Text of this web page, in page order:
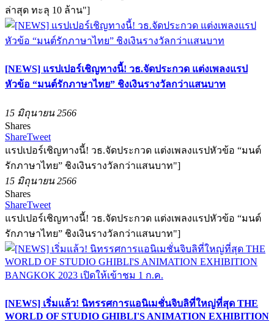
ล่าสุด ทะลุ 10 ล้าน"]
[NEWS] แรปเปอร์เชิญทางนี้! วธ.จัดประกวด แต่งเพลงแรป
หัวข้อ “มนต์รักภาษาไทย” ชิงเงินรางวัลกว่าแสนบาท
15 มิถุนายน 2566
Shares
ShareTweet
แรปเปอร์เชิญทางนี้! วธ.จัดประกวด แต่งเพลงแรปหัวข้อ “มนต์
รักภาษาไทย” ชิงเงินรางวัลกว่าแสนบาท"]
15 มิถุนายน 2566
Shares
ShareTweet
แรปเปอร์เชิญทางนี้! วธ.จัดประกวด แต่งเพลงแรปหัวข้อ “มนต์
รักภาษาไทย” ชิงเงินรางวัลกว่าแสนบาท"]
[NEWS] เริ่มแล้ว! นิทรรศการแอนิเมชั่นจิบลิที่ใหญ่ที่สุด THE
WORLD OF STUDIO GHIBLI'S ANIMATION EXHIBITION